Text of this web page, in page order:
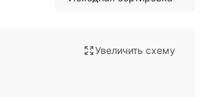
Увеличить схему